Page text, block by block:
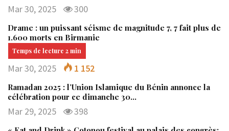
Mar 30, 2025 300
Drame : un puissant séisme de magnitude 7, 7 fait plus de
1.600 morts en Birmanie
Mar 30, 2025 1 152
Ramadan 2025 : l’Union Islamique du Bénin annonce la
célébration pour ce dimanche 30…
Mar 29, 2025 398